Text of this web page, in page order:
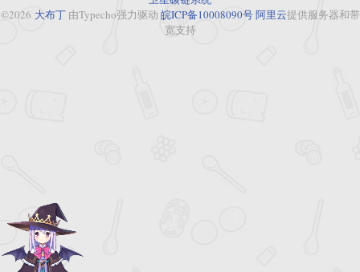
©2026 大布丁由Typecho强力驱动 皖ICP备10008090号阿里云提供服务器和带
宽支持